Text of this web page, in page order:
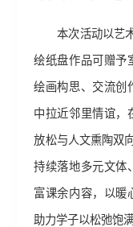
本次活动以艺
绘纸盘作品可赠予
绘画构思、交流创
中拉近邻里情谊，
放松与人文熏陶双
持续落地多元文体
富课余内容，以暖
助力学子以松弛饱